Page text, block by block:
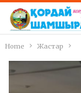
Home Жастар